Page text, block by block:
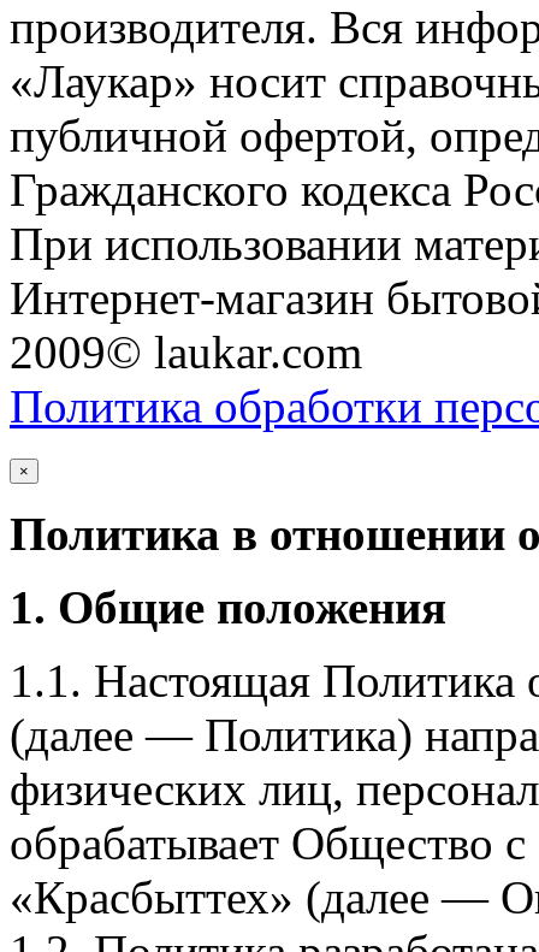
производителя. Вся
«Лаукар» носит
публичной офертой,
Гражданского кодекса
При использовании
Интернет-магазин
2009© laukar.com
Политика обработки
×
Политика в отношении
1. Общие положения
1.1. Настоящая Политика
(далее — Политика)
физических лиц,
обрабатывает Общество
«Красбыттех» (далее —